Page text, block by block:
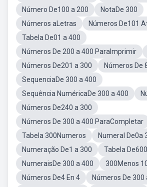
Número De100 a 200
NotaDe 300
Números aLetras
Números De101
Tabela De01 a 400
Números De 200 a 400 ParaImprimir
Números De201 a 300
Números De
SequenciaDe 300 a 400
Sequência NuméricaDe 300 a 400
Números De240 a 300
Números De 300 a 400 ParaCompletar
Tabela 300Numeros
Numeral De0a
Numeração De1 a 300
Tabela
NumeraisDe 300 a 400
300Menos
Números De4 En 4
Números De 300